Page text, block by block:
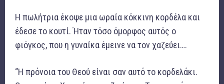
Η πωλήτρια έκοψε μια ωραία κόκκινη κορδέλα και
έδεσε το κουτί. Ήταν τόσο όμορφος αυτός ο
φιόγκος, που η γυναίκα έμεινε να τον χαζεύει….
“Η πρόνοια του Θεού είναι σαν αυτό το κορδελάκι.